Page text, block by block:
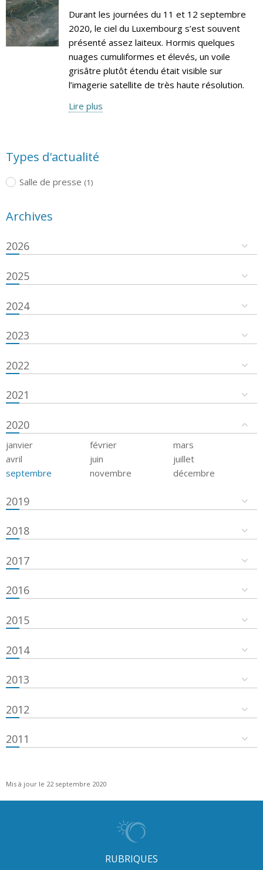
Durant les journées du 11 et 12 septembre
2020, le ciel du Luxembourg s’est souvent
présenté assez laiteux. Hormis quelques
nuages cumuliformes et élevés, un voile
grisâtre plutôt étendu était visible sur
l’imagerie satellite de très haute résolution.
Lire plus
Types d'actualité
Salle de presse (1)
Archives
2026
2025
2024
2023
2022
2021
2020
janvier février
mars
avril
juin
juillet
septembre
novembre décembre
2019
2018
2017
2016
2015
2014
2013
2012
2011
Mis à jour le 22 septembre 2020
RUBRIQUES